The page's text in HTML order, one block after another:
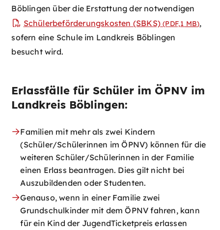
Böblingen über die Erstattung der notwendigen
Schülerbeförderungskosten (SBKS) (PDF,1 MB),
sofern eine Schule im Landkreis Böblingen
besucht wird.
Erlassfälle für Schüler im ÖPNV im
Landkreis Böblingen:
Familien mit mehr als zwei Kindern
(Schüler/Schülerinnen im ÖPNV) können für die
weiteren Schüler/Schülerinnen in der Familie
einen Erlass beantragen. Dies gilt nicht bei
Auszubildenden oder Studenten.
Genauso, wenn in einer Familie zwei
Grundschulkinder mit dem ÖPNV fahren, kann
für ein Kind der JugendTicketpreis erlassen